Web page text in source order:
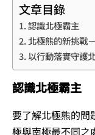
文章目錄
認識北極霸主
北極熊的新挑戰
以行動落實守護
認識北極霸主
要了解北極熊的問
極與南極最不同之